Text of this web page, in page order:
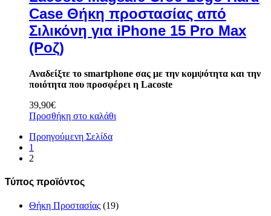
Case Θήκη προστασίας από
Σιλικόνη για iPhone 15 Pro Max
(Ροζ)
Αναδείξτε το smartphone σας με την κομψότητα και την
ποιότητα που προσφέρει η Lacoste
39,90€
Προσθήκη στο καλάθι
Προηγούμενη Σελίδα
1
2
Τύπος προϊόντος
Θήκη Προστασίας (19)